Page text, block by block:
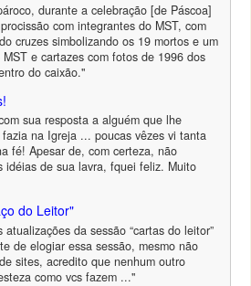
durante a celebração [de Páscoa]
com integrantes do MST, com
cruzes simbolizando os 19 mortos e um
e cartazes com fotos de 1996 dos
do caixão."
sua resposta a alguém que lhe
na Igreja ... poucas vêzes vi tanta
fé! Apesar de, com certeza, não
idéias de sua lavra, fquei feliz. Muito
do Leitor"
atualizações da sessão “cartas do leitor”
de elogiar essa sessão, mesmo não
sites, acredito que nenhum outro
como vcs fazem ..."